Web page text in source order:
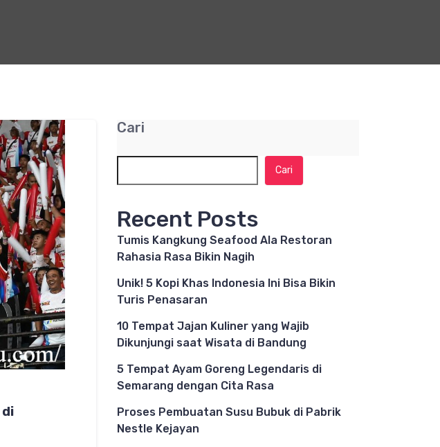
di
Cari
Cari
Recent Posts
Tumis Kangkung Seafood Ala Restoran
Rahasia Rasa Bikin Nagih
Unik! 5 Kopi Khas Indonesia Ini Bisa Bikin
Turis Penasaran
10 Tempat Jajan Kuliner yang Wajib
Dikunjungi saat Wisata di Bandung
5 Tempat Ayam Goreng Legendaris di
Semarang dengan Cita Rasa
Proses Pembuatan Susu Bubuk di Pabrik
Nestle Kejayan